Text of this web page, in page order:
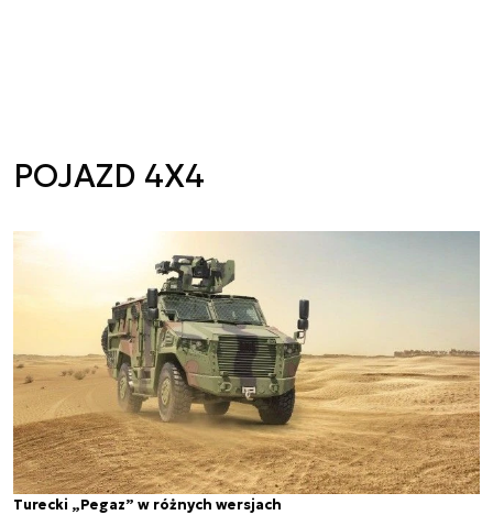
POJAZD 4X4
Turecki „Pegaz” w różnych wersjach